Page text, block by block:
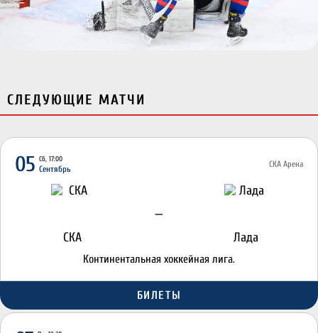
СЛЕДУЮЩИЕ МАТЧИ
05 Сб, 17:00
Сентябрь СКА Арена
СКА
—
Лада
Континентальная хоккейная лига.
БИЛЕТЫ